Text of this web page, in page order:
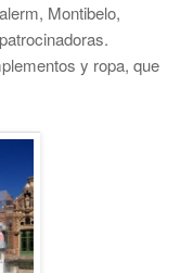
Montibelo,
y ropa, que